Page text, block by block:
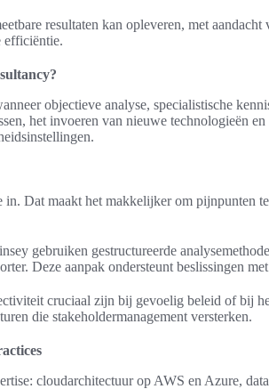
resultaten kan opleveren, met aandacht
efficiëntie.
objectieve analyse, specialistische
het invoeren van nieuwe technologieën en
in. Dat maakt het makkelijker om pijnpunten
gebruiken gestructureerde
Deze aanpak ondersteunt beslissingen
cruciaal zijn bij gevoelig beleid of bij
die stakeholdermanagement versterken.
cloudarchitectuur op AWS en Azure,